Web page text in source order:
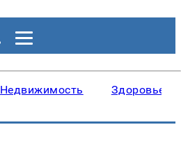
Недвижимость Здоровье